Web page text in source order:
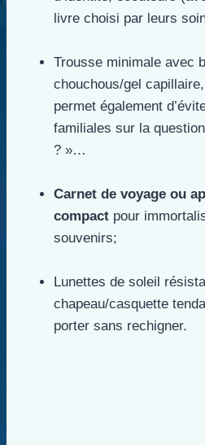
livre choisi par leurs
Trousse minimale avec
chouchous/gel
permet également
familiales sur la
? »…
Carnet de voyage ou
compact pour
souvenirs;
Lunettes de soleil
chapeau/casquette
porter sans rechigner.